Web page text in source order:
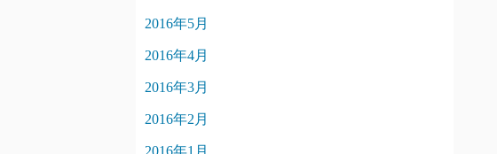
2016年5月
2016年4月
2016年3月
2016年2月
2016年1月